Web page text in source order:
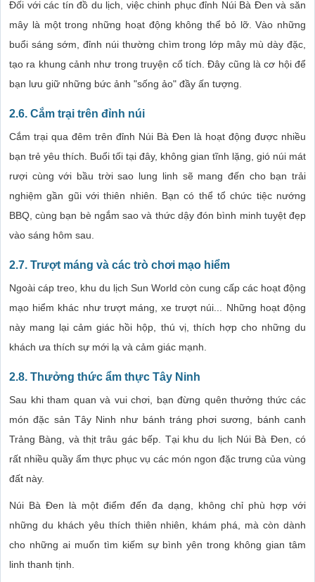
Đối với các tín đồ du lịch, việc chinh phục đỉnh Núi Bà Đen và săn
mây là một trong những hoạt động không thể bỏ lỡ. Vào những
buổi sáng sớm, đỉnh núi thường chìm trong lớp mây mù dày đặc,
tạo ra khung cảnh như trong truyện cổ tích. Đây cũng là cơ hội để
bạn lưu giữ những bức ảnh "sống ảo" đầy ấn tượng.
2.6. Cắm trại trên đỉnh núi
Cắm trại qua đêm trên đỉnh Núi Bà Đen là hoạt động được nhiều
bạn trẻ yêu thích. Buổi tối tại đây, không gian tĩnh lặng, gió núi mát
rượi cùng với bầu trời sao lung linh sẽ mang đến cho bạn trải
nghiệm gần gũi với thiên nhiên. Bạn có thể tổ chức tiệc nướng
BBQ, cùng bạn bè ngắm sao và thức dậy đón bình minh tuyệt đẹp
vào sáng hôm sau.
2.7. Trượt máng và các trò chơi mạo hiểm
Ngoài cáp treo, khu du lịch Sun World còn cung cấp các hoạt động
mạo hiểm khác như trượt máng, xe trượt núi... Những hoạt động
này mang lại cảm giác hồi hộp, thú vị, thích hợp cho những du
khách ưa thích sự mới lạ và cảm giác mạnh.
2.8. Thưởng thức ẩm thực Tây Ninh
Sau khi tham quan và vui chơi, bạn đừng quên thưởng thức các
món đặc sản Tây Ninh như bánh tráng phơi sương, bánh canh
Trảng Bàng, và thịt trâu gác bếp. Tại khu du lịch Núi Bà Đen, có
rất nhiều quầy ẩm thực phục vụ các món ngon đặc trưng của vùng
đất này.
Núi Bà Đen là một điểm đến đa dạng, không chỉ phù hợp với
những du khách yêu thích thiên nhiên, khám phá, mà còn dành
cho những ai muốn tìm kiếm sự bình yên trong không gian tâm
linh thanh tịnh.